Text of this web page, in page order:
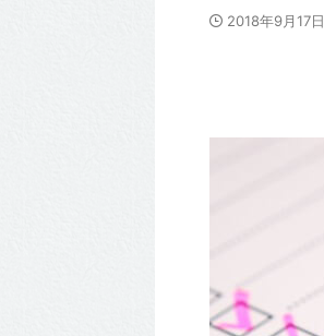
2018年9月17日